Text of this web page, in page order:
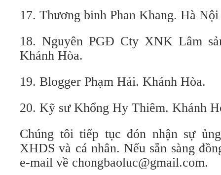
17. Thương binh Phan Khang. Hà Nội
18. Nguyên PGĐ Cty XNK Lâm
Khánh Hòa.
19. Blogger Phạm Hải. Khánh Hòa.
20. Kỹ sư Khổng Hy Thiêm. Khánh
Chúng tôi tiếp tục đón nhận sự
XHDS và cá nhân. Nếu sẵn sàng
e-mail về chongbaoluc@gmail.com.